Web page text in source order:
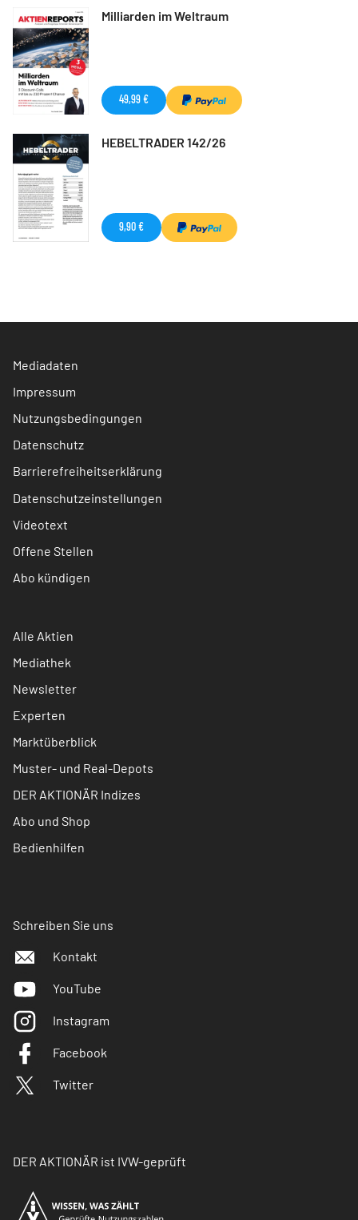
Milliarden im Weltraum
49,99 €
HEBELTRADER 142/26
9,90 €
Mediadaten
Impressum
Nutzungsbedingungen
Datenschutz
Barrierefreiheitserklärung
Datenschutzeinstellungen
Videotext
Offene Stellen
Abo kündigen
Alle Aktien
Mediathek
Newsletter
Experten
Marktüberblick
Muster- und Real-Depots
DER AKTIONÄR Indizes
Abo und Shop
Bedienhilfen
Schreiben Sie uns
Kontakt
YouTube
Instagram
Facebook
Twitter
DER AKTIONÄR ist IVW-geprüft